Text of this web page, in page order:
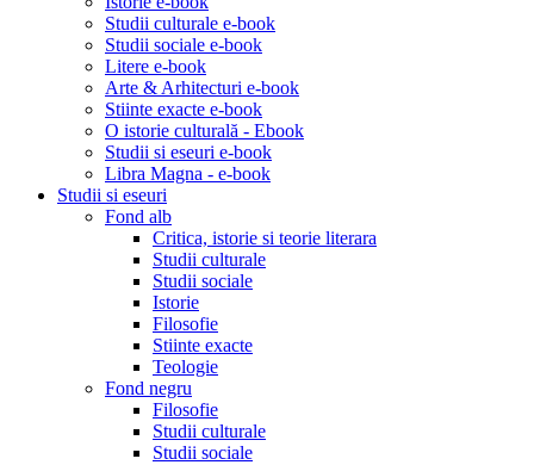
Studii culturale e-book
Studii sociale e-book
Litere e-book
Arte & Arhitecturi e-book
Stiinte exacte e-book
O istorie culturală - Ebook
Studii si eseuri e-book
Libra Magna - e-book
Studii si eseuri
Fond alb
Critica, istorie si teorie literara
Studii culturale
Studii sociale
Istorie
Filosofie
Stiinte exacte
Teologie
Fond negru
Filosofie
Studii culturale
Studii sociale